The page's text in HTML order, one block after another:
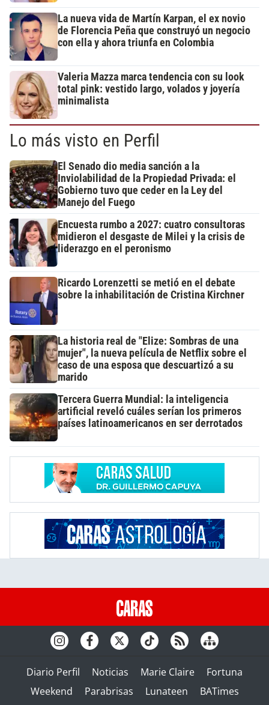
La nueva vida de Martín Karpan, el ex novio
de Florencia Peña que construyó un negocio
con ella y ahora triunfa en Colombia
Valeria Mazza marca tendencia con su look
total pink: vestido largo, volados y joyería
minimalista
Lo más visto en Perfil
El Senado dio media sanción a la
Inviolabilidad de la Propiedad Privada: el
Gobierno tuvo que ceder en la Ley del
Manejo del Fuego
Encuesta rumbo a 2027: cuatro consultoras
midieron el desgaste de Milei y la crisis de
liderazgo en el peronismo
Ricardo Lorenzetti se metió en el debate
sobre la inhabilitación de Cristina Kirchner
La historia real de "Elize: Sombras de una
mujer", la nueva película de Netflix sobre el
caso de una esposa que descuartizó a su
marido
Tercera Guerra Mundial: la inteligencia
artificial reveló cuáles serían los primeros
países latinoamericanos en ser derrotados
Diario Perfil Noticias Marie Claire
Fortuna
Weekend
Parabrisas Lunateen BATimes